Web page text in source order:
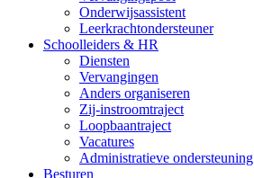
Onderwijsassistent
Leerkrachtondersteuner
Schoolleiders & HR
Diensten
Vervangingen
Anders organiseren
Zij-instroomtraject
Loopbaantraject
Vacatures
Administratieve ondersteuning
Besturen